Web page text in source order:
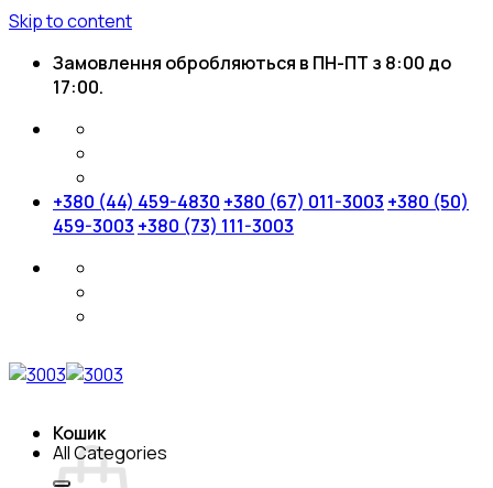
Skip to content
Замовлення обробляються в ПН-ПТ з 8:00 до
17:00.
+380 (44) 459-4830 +380 (67) 011-3003 +380 (50)
459-3003 +380 (73) 111-3003
Кошик
All Categories